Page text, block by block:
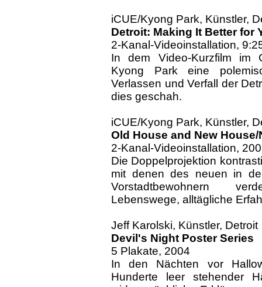
iCUE/Kyong Park, Künstler,
Detroit: Making It Better for
2-Kanal-Videoinstallation,
In dem Video-Kurzfilm im
Kyong Park eine
Verlassen und Verfall der
dies geschah.
iCUE/Kyong Park, Künstler,
Old House and New
2-Kanal-Videoinstallation,
Die Doppelprojektion
mit denen des neuen in
Vorstadtbewohnern
Lebenswege, alltägliche
Jeff Karolski, Künstler, Detroit
Devil's Night Poster Series
5 Plakate, 2004
In den Nächten vor
Hunderte leer stehender